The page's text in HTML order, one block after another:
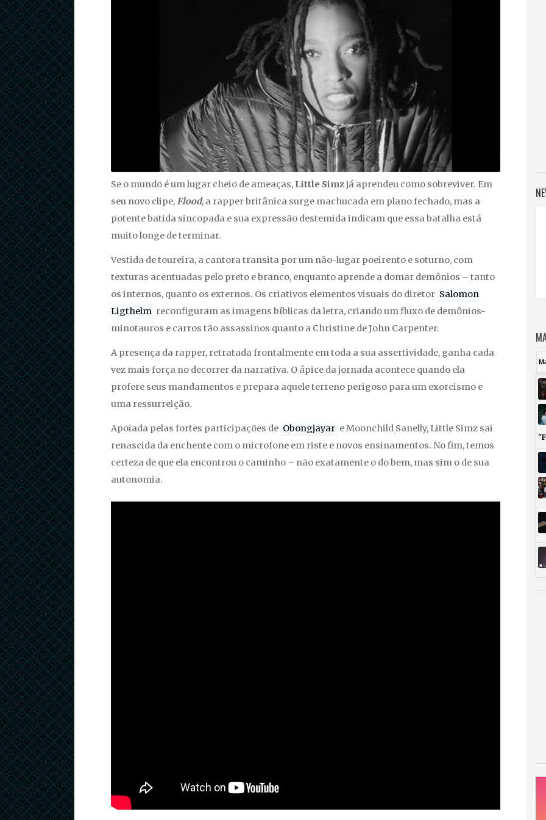
Se o mundo é um lugar cheio de ameaças, Little Simzjá aprendeu como sobreviver. Em
seu novo clipe,Flood, a rapper britânica surge machucada em plano fechado, mas a
potente batida sincopada e sua expressão destemida indicam que essa batalha está
muito longe de terminar.
Vestida de toureira, a cantora transita por um não-lugar poeirento e soturno, com
texturas acentuadas pelo preto e branco, enquanto aprende a domar demônios – tanto
os internos, quanto os externos. Os criativos elementos visuais do diretor Salomon
Ligthelm reconfiguram as imagens bíblicas da letra, criando um fluxo de demônios-
minotauros e carros tão assassinos quanto a Christine de John Carpenter.
A presença da rapper, retratada frontalmente em toda a sua assertividade, ganha cada
vez mais força no decorrer da narrativa. O ápice da jornada acontece quando ela
profere seus mandamentos e prepara aquele terreno perigoso para um exorcismo e
uma ressurreição.
Apoiada pelas fortes participações de Obongjayar e Moonchild Sanelly, Little Simz sai
renascida da enchente com o microfone em riste e novos ensinamentos. No fim, temos
certeza de que ela encontrou o caminho – não exatamente o do bem, mas sim o de sua
autonomia.